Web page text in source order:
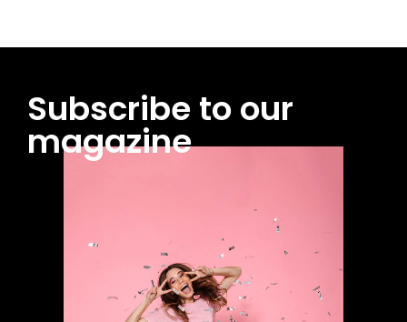
Subscribe to our
magazine